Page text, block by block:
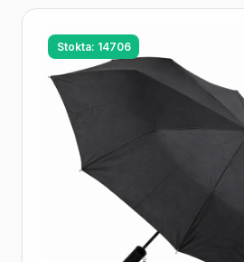
Stokta: 14706